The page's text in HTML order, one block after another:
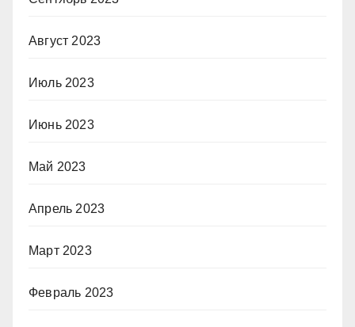
Август 2023
Июль 2023
Июнь 2023
Май 2023
Апрель 2023
Март 2023
Февраль 2023